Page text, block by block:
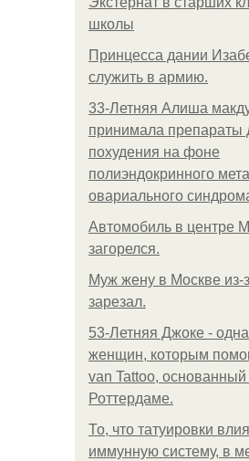
школы
Принцесса дании
служить в армию.
33-Летняя Алиша
принимала препараты
похудения на фоне
полиэндокринного
овариального
Автомобиль в центре
загорелся.
Mуж жену в Москве из-
зарезал.
53-Летняя Джоке -
женщин, которым
van Tattoo, основанный
Роттердаме.
То, что татуировки
иммунную систему, в